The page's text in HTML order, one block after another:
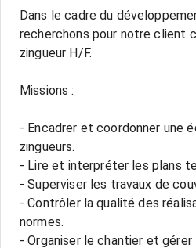
Dans le cadre du
recherchons pour notre client
zingueur H/F.
Missions :
- Encadrer et coordonner une
zingueurs.
- Lire et interpréter les plans
- Superviser les travaux de
- Contrôler la qualité des
normes.
- Organiser le chantier et